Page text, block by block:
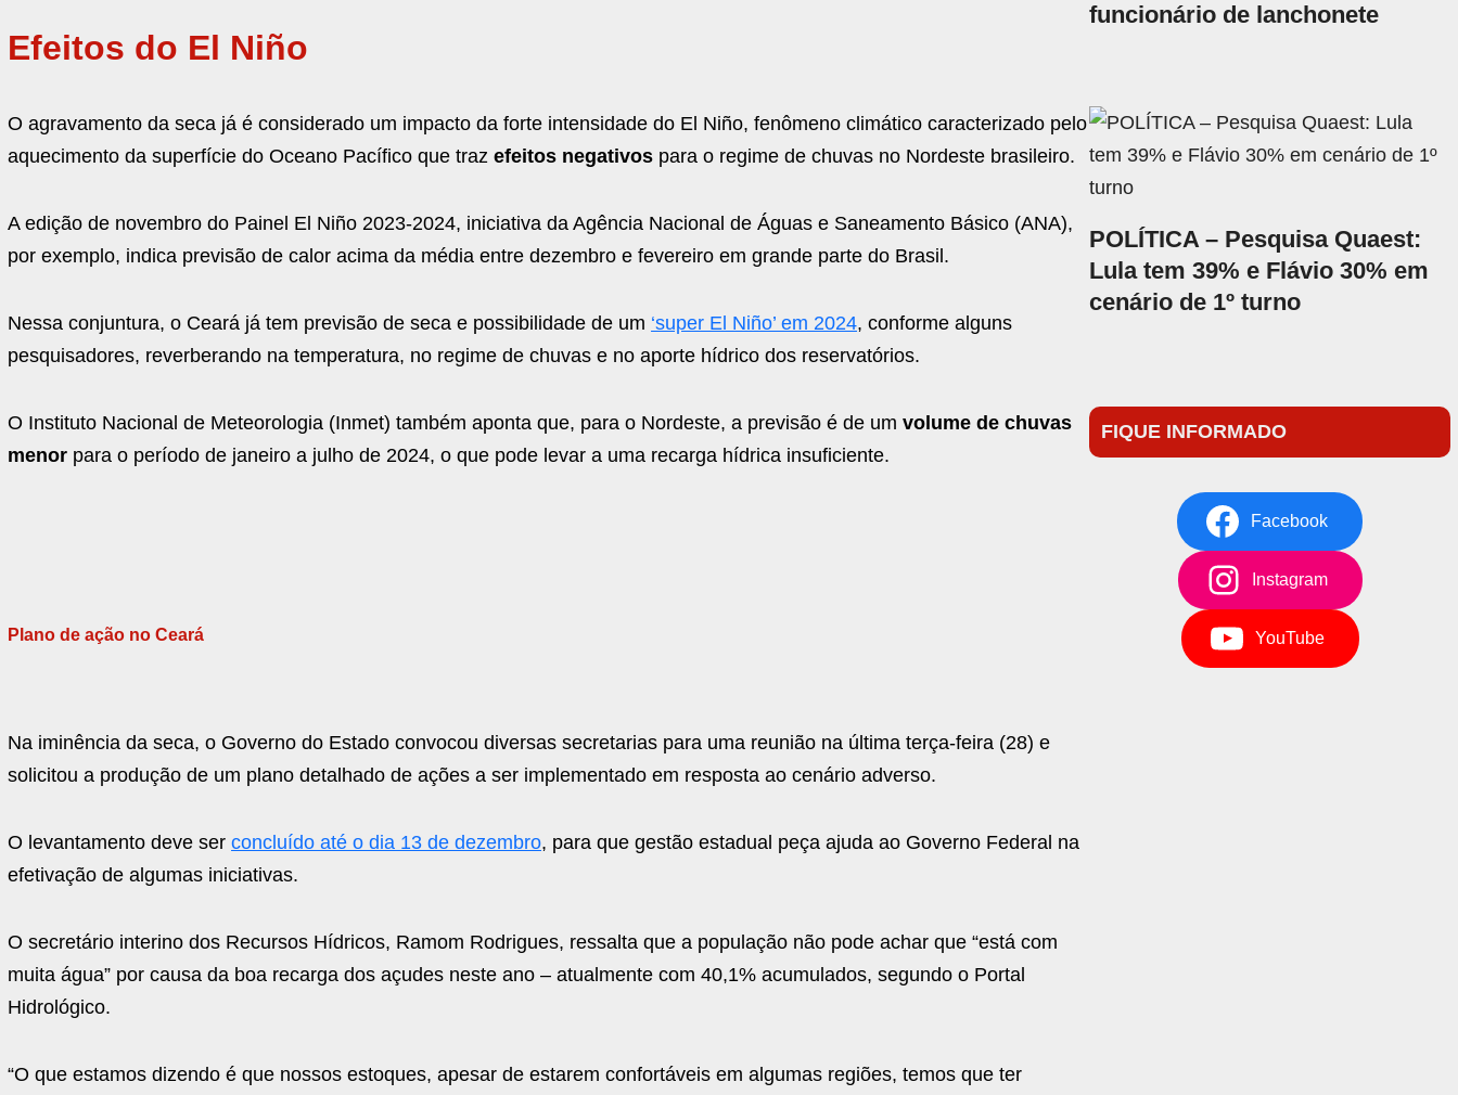
Efeitos do El Niño
O agravamento da seca já é considerado um impacto da forte intensidade do El Niño, fenômeno climático caracterizado pelo
aquecimento da superfície do Oceano Pacífico que trazefeitos negativos para o regime de chuvas no Nordeste brasileiro.
A edição de novembro do Painel El Niño 2023-2024, iniciativa da Agência Nacional de Águas e Saneamento Básico (ANA),
por exemplo, indica previsão de calor acima da média entre dezembro e fevereiro em grande parte do Brasil.
Nessa conjuntura, o Ceará já tem previsão de seca e possibilidade de um ‘super El Niño’ em 2024, conforme alguns
pesquisadores, reverberando na temperatura, no regime de chuvas e no aporte hídrico dos reservatórios.
O Instituto Nacional de Meteorologia (Inmet) também aponta que, para o Nordeste, a previsão é de umvolume de chuvas
menor para o período de janeiro a julho de 2024, o que pode levar a uma recarga hídrica insuficiente.
Plano de ação no Ceará
Na iminência da seca, o Governo do Estado convocou diversas secretarias para uma reunião na última terça-feira (28) e
solicitou a produção de um plano detalhado de ações a ser implementado em resposta ao cenário adverso.
O levantamento deve serconcluído até o dia 13 de dezembro, para que gestão estadual peça ajuda ao Governo Federal na
efetivação de algumas iniciativas.
O secretário interino dos Recursos Hídricos, Ramom Rodrigues, ressalta que a população não pode achar que “está com
muita água” por causa da boa recarga dos açudes neste ano – atualmente com 40,1% acumulados, segundo o Portal
Hidrológico.
“O que estamos dizendo é que nossos estoques, apesar de estarem confortáveis em algumas regiões, temos que ter
funcionário de lanchonete
POLÍTICA – Pesquisa Quaest:
Lula tem 39% e Flávio 30% em
cenário de 1º turno
FIQUE INFORMADO
Facebook
Instagram
YouTube